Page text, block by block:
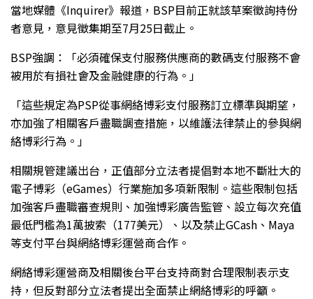
當地媒體《Inquirer》報道，BSP目前正就該草案徵詢持份
者意見，意見徵集期至7月25日截止。
BSP強調：「必須確保支付服務供應商的數碼支付服務不會
被用於有損社會及金融健康的行為。」
「這些規定為PSP從事網絡博彩支付服務訂立標準與期望，
亦加強了相關客戶盡職調查措施，以維護法律禁止的參與網
絡博彩行為。」
相關規管建議出台，正值部分立法者提倡對本地不斷壯大的
電子博彩（eGames）行業施加多項新限制。這些限制包括
加強客戶盡職審查規則、加強博彩廣告監管、設立每次充值
最低門檻為1萬披索（177美元）、以及禁止GCash、Maya
等支付平台與網絡博彩運營商合作。
網絡博彩運營商及相關後台平台支持商對合理限制表示支
持，但反對部分立法者提出全面禁止網絡博彩的呼籲。